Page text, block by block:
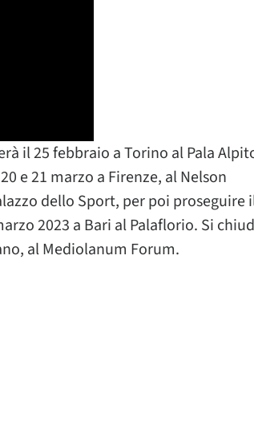
il 25 febbraio a Torino al Pala
e 21 marzo a Firenze, al Nelson
dello Sport, per poi proseguire
2023 a Bari al Palaflorio. Si
al Mediolanum Forum.